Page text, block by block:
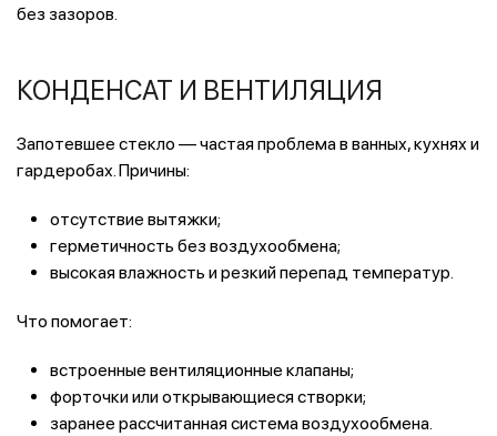
без зазоров.
КОНДЕНСАТ И ВЕНТИЛЯЦИЯ
Запотевшее стекло — частая проблема в ванных, кухнях и
гардеробах. Причины:
отсутствие вытяжки;
герметичность без воздухообмена;
высокая влажность и резкий перепад температур.
Что помогает:
встроенные вентиляционные клапаны;
форточки или открывающиеся створки;
заранее рассчитанная система воздухообмена.